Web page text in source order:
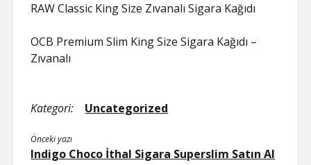
RAW Classic King Size Zıvanalı Sigara Kağıdı
OCB Premium Slim King Size Sigara Kağıdı –
Zıvanalı
Kategori: Uncategorized
Önceki yazı
Indigo Choco İthal Sigara Superslim Satın Al